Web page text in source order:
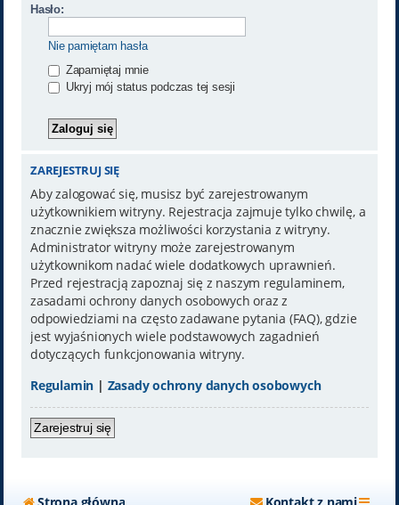
Hasło:
Nie pamiętam hasła
Zapamiętaj mnie
Ukryj mój status podczas tej sesji
ZAREJESTRUJ SIĘ
Aby zalogować się, musisz być zarejestrowanym
użytkownikiem witryny. Rejestracja zajmuje tylko chwilę, a
znacznie zwiększa możliwości korzystania z witryny.
Administrator witryny może zarejestrowanym
użytkownikom nadać wiele dodatkowych uprawnień.
Przed rejestracją zapoznaj się z naszym regulaminem,
zasadami ochrony danych osobowych oraz z
odpowiedziami na często zadawane pytania (FAQ), gdzie
jest wyjaśnionych wiele podstawowych zagadnień
dotyczących funkcjonowania witryny.
Regulamin | Zasady ochrony danych osobowych
Zarejestruj się
Strona główna Kontakt z nami